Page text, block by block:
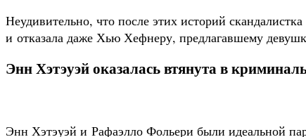
Неудивительно, что после этих историй
и отказала даже Хью Хефнеру, предлагавшему
Энн Хэтэуэй оказалась втянута в
Энн Хэтэуэй и Рафаэлло Фольери были идеальной